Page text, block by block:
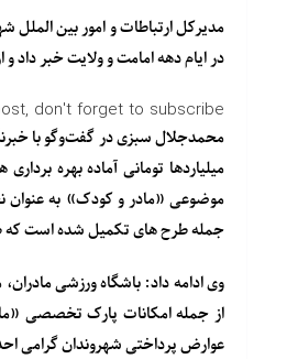
مدیرکل ارتباطات و امور بین الملل
در ایام دهه امامت و ولایت خبر
don't forget to subscribe!
محمدجلال سبزی در گفت‌وگو با
میلیاردها تومانی آماده بهره
جمله طرح های تکمیل شده است که
وی ادامه داد: باشگاه ورزشی
عوارض پرداختی شهروندان گرامی احداث شده و در روز